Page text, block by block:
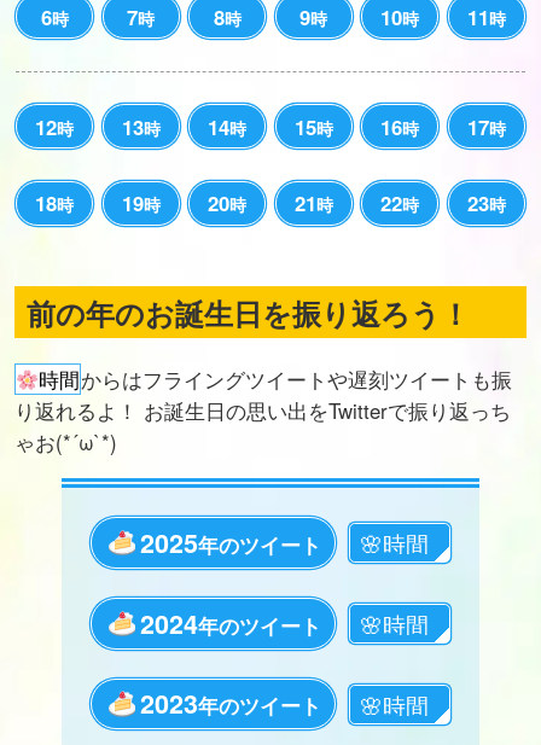
6時 7時 8時 9時 10時 11時
12時 13時 14時 15時 16時 17時
18時 19時 20時 21時 22時 23時
前の年のお誕生日を振り返ろう！
時間からはフライングツイートや遅刻ツイートも振
り返れるよ！ お誕生日の思い出をTwitterで振り返っち
ゃお(*´ω`*)
2025年のツイート
2024年のツイート
2023年のツイート